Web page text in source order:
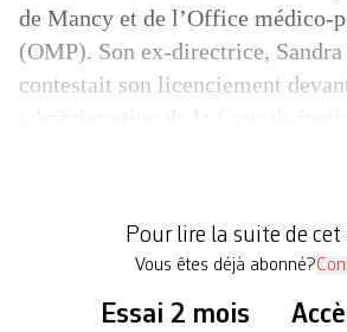
de Mancy et de l’Office médico-
(OMP). Son ex-directrice, Sandra
contestait son licenciement
l’occasion d’une première […]
Pour lire la suite de
Vous êtes déjà abonné?
Essai 2 mois